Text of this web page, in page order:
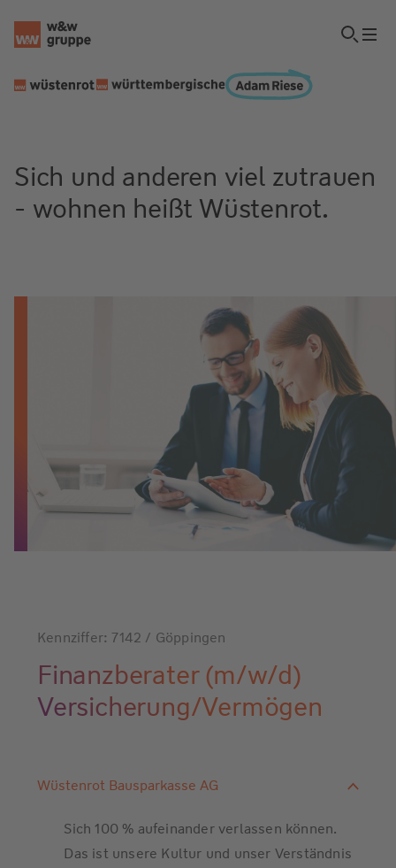
Sich und anderen viel zutrauen
- wohnen heißt Wüstenrot.
Kennziffer: 7142 / Göppingen
Finanzberater (m/w/d)
Versicherung/Vermögen
Wüstenrot Bausparkasse AG
Sich 100 % aufeinander verlassen können.
Das ist unsere Kultur und unser Verständnis